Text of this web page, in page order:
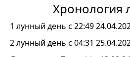
Хронология
1 лунный день с 22:49
2 лунный день с 04:31